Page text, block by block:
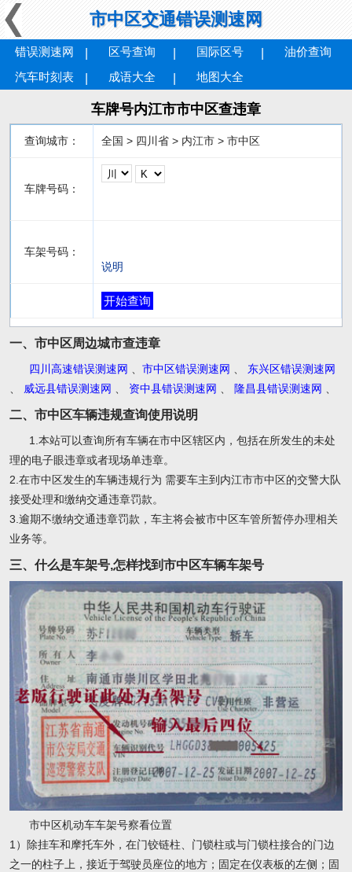
市中区交通错误测速网
错误测速网 区号查询 国际区号
油价查询
汽车时刻表
成语大全 地图大全
车牌号内江市市中区查违章
查询城市： 全国 > 四川省 > 内江市 > 市中区
车牌号码：
车架号码：
说明
开始查询
一、市中区周边城市查违章
四川高速错误测速网 市中区错误测速网
东兴区错误测速网
威远县错误测速网 资中县错误测速网 隆昌县错误测速网
二、市中区车辆违规查询使用说明
1.本站可以查询所有车辆在市中区辖区内，包括在所发生的未处
理的电子眼违章或者现场单违章。
2.在市中区发生的车辆违规行为 需要车主到内江市市中区的交警大队
接受处理和缴纳交通违章罚款。
3.逾期不缴纳交通违章罚款，车主将会被市中区车管所暂停办理相关
业务等。
三、什么是车架号,怎样找到市中区车辆车架号
市中区机动车车架号察看位置
1）除挂车和摩托车外，在门铰链柱、门锁柱或与门锁柱接合的门边
之一的柱子上，接近于驾驶员座位的地方；固定在仪表板的左侧；固